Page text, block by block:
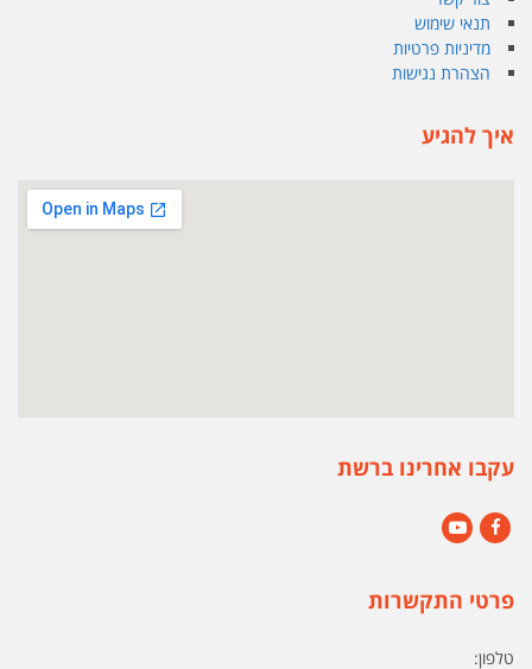
תנאי שימוש
מדיניות פרטיות
הצהרת נגישות
איך להגיע
עקבו אחרינו ברשת
פרטי התקשרות
טלפון: